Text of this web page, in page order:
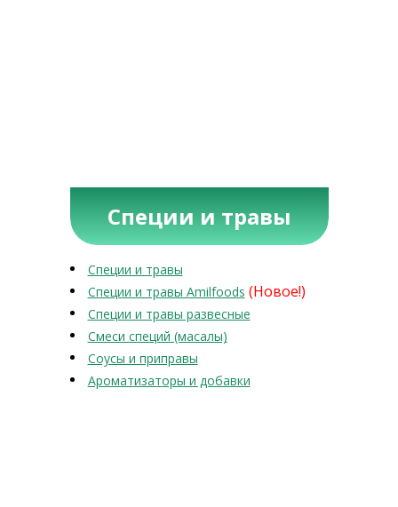
Специи и травы
Специи и травы
Специи и травы Amilfoods (Новое!)
Специи и травы развесные
Смеси специй (масалы)
Соусы и приправы
Ароматизаторы и добавки